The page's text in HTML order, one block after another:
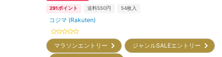
291ポイント 送料550円 54枚入
コジマ (Rakuten)
マラソンエントリー
ジャンルSALEエントリー